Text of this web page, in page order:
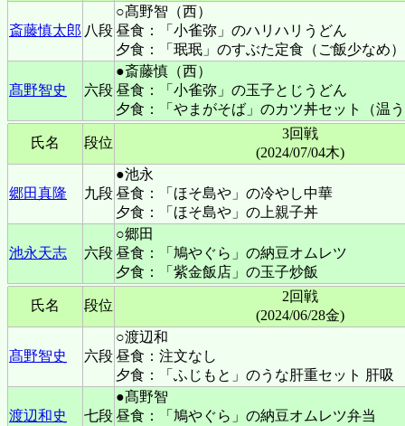
斎藤慎太郎 八段
○髙野智（西）
昼食：「小雀弥」のハリハリうどん
夕食：「珉珉」のすぶた定食（ご飯少なめ）
髙野智史 六段
●斎藤慎（西）
昼食：「小雀弥」の玉子とじうどん
夕食：「やまがそば」のカツ丼セット（温
氏名 段位
3回戦
(2024/07/04木)
郷田真隆 九段
●池永
昼食：「ほそ島や」の冷やし中華
夕食：「ほそ島や」の上親子丼
池永天志 六段
○郷田
昼食：「鳩やぐら」の納豆オムレツ
夕食：「紫金飯店」の玉子炒飯
氏名 段位
2回戦
(2024/06/28金)
髙野智史 六段
○渡辺和
昼食：注文なし
夕食：「ふじもと」のうな肝重セット 肝吸
渡辺和史 七段
●髙野智
昼食：「鳩やぐら」の納豆オムレツ弁当